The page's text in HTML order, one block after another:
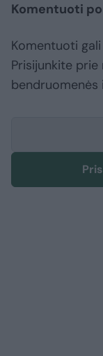
Komentuoti
Komentuoti
Prisijunkite